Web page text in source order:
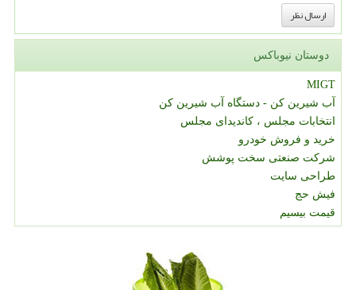
دوستان نیوباکس
MIGT
آب شیرین کن - دستگاه آب شیرین کن
انتخابات مجلس ، کاندیدای مجلس
خرید و فروش خودرو
شرکت صنعتی سخت پوشش
طراحی سایت
فیش حج
قیمت بیسیم